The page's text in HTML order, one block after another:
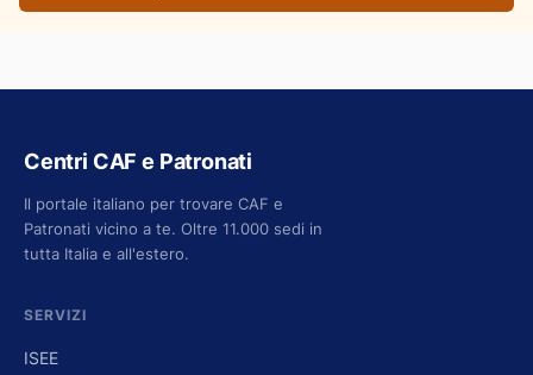
Centri CAF e Patronati
Il portale italiano per trovare CAF e
Patronati vicino a te. Oltre 11.000 sedi in
tutta Italia e all'estero.
SERVIZI
ISEE